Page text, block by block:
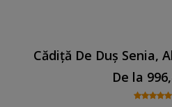
Cădiță De Duș Senia,
De la